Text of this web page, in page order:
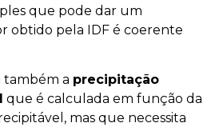
que pode dar um
obtido pela IDF é coerente
também a precipitação
que é calculada em função da
mas que necessita